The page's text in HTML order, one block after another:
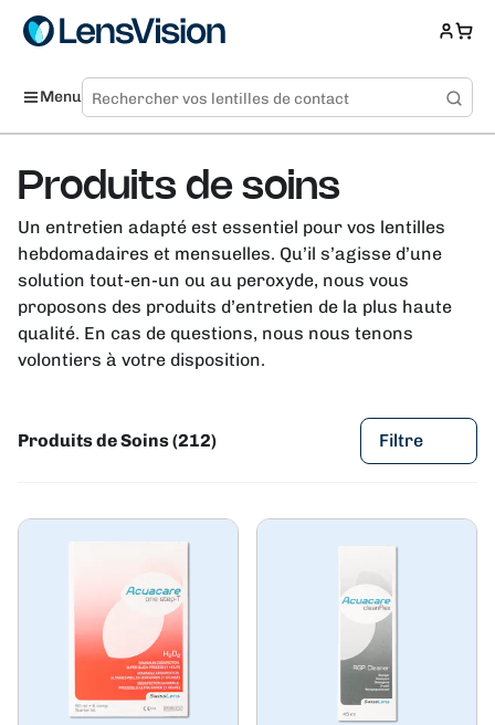
Menu
Produits de soins
Un entretien adapté est essentiel pour vos lentilles
hebdomadaires et mensuelles. Qu’il s’agisse d’une
solution tout-en-un ou au peroxyde, nous vous
proposons des produits d’entretien de la plus haute
qualité. En cas de questions, nous nous tenons
volontiers à votre disposition.
Produits de Soins (212) Filtre